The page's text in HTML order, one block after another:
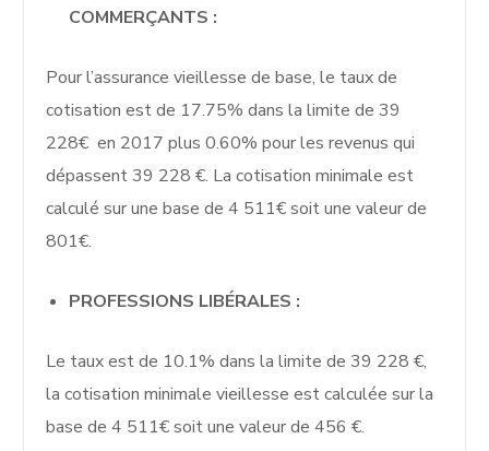
COMMERÇANTS :
Pour l’assurance vieillesse de base, le taux de
cotisation est de 17.75% dans la limite de 39
228€ en 2017 plus 0.60% pour les revenus qui
dépassent 39 228 €. La cotisation minimale est
calculé sur une base de 4 511€ soit une valeur de
801€.
PROFESSIONS LIBÉRALES :
Le taux est de 10.1% dans la limite de 39 228 €,
la cotisation minimale vieillesse est calculée sur la
base de 4 511€ soit une valeur de 456 €.